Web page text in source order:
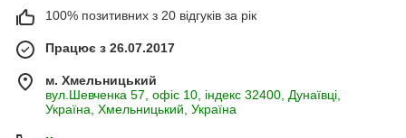
100% позитивних з 20 відгуків за рік
Працює з 26.07.2017
м. Хмельницький
вул.Шевченка 57, офіс 10, індекс 32400, Дунаївці,
Україна, Хмельницький, Україна